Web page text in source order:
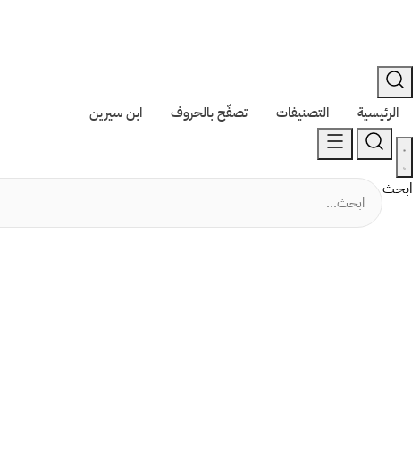
الرئيسية التصنيفات تصفّح بالحروف ابن سيرين
ابحث